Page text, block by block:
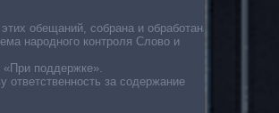
обещаний, собрана и обработана
народного контроля Слово и
«При поддержке».
ответственность за содержание